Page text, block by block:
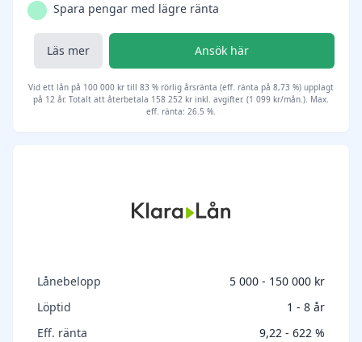
Spara pengar med lägre ränta
Läs mer Ansök här
Vid ett lån på 100 000 kr till 83 % rörlig årsränta (eff. ränta på 8,73 %) upplagt
på 12 år. Totalt att återbetala 158 252 kr inkl. avgifter. (1 099 kr/mån.). Max.
eff. ränta: 26.5 %.
Lånebelopp
5 000 - 150 000 kr
Löptid
1 - 8 år
Eff. ränta
9,22 - 622 %